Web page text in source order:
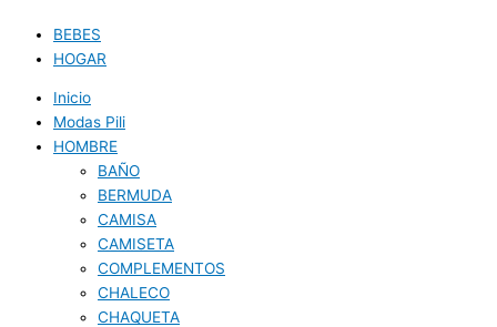
BEBES
HOGAR
Inicio
Modas Pili
HOMBRE
BAÑO
BERMUDA
CAMISA
CAMISETA
COMPLEMENTOS
CHALECO
CHAQUETA